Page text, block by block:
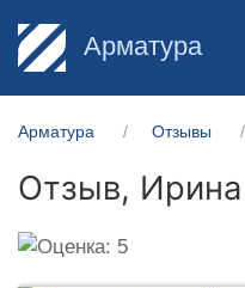
Арматура
Арматура Отзывы
Отзыв,